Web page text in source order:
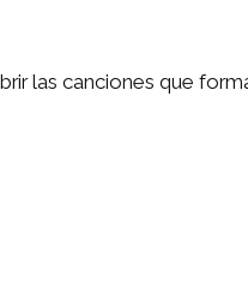
las canciones que